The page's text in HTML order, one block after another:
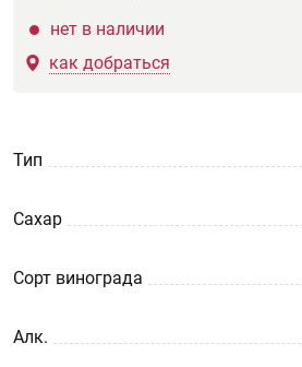
нет в наличии
как добраться
Тип
Сахар
Сорт винограда
Aлк.